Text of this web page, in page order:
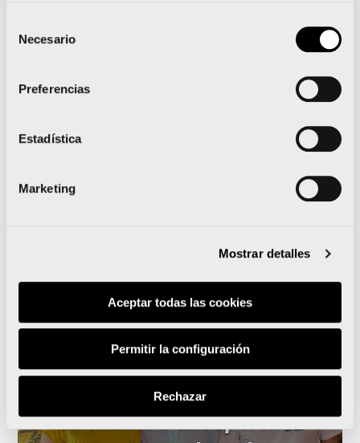
Necesario
Preferencias
Estadística
Marketing
Mostrar detalles
Aceptar todas las cookies
Permitir la configuración
Rechazar
Gana Energía presenta su
sostenible e inspirada en
El Maratón Valencia
patrocinará al Valencia CA
de manera excepcional